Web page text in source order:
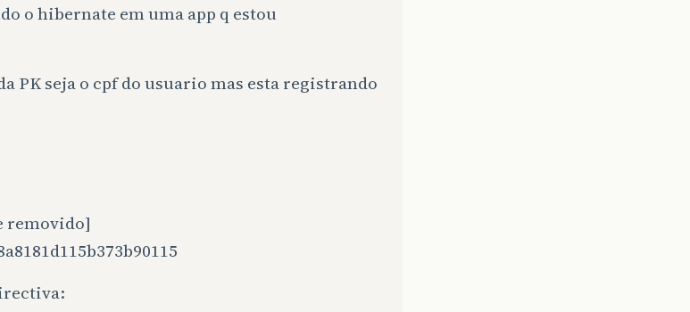
o hibernate em uma app q estou
PK seja o cpf do usuario mas esta registrando
removido]